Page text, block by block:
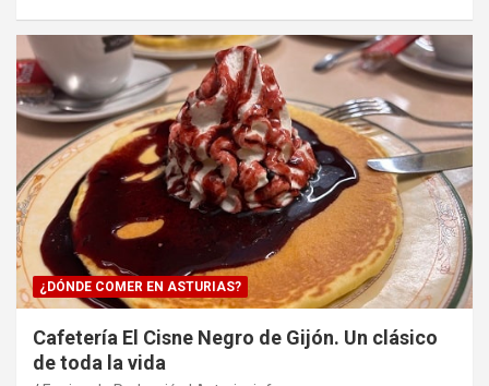
¿DÓNDE COMER EN ASTURIAS?
Cafetería El Cisne Negro de Gijón. Un clásico
de toda la vida